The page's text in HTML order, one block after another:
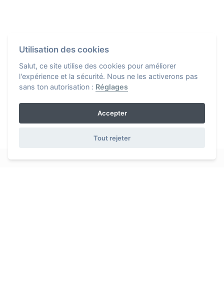
Utilisation des cookies
Salut, ce site utilise des cookies pour améliorer
l'expérience et la sécurité. Nous ne les activerons pas
sans ton autorisation : Réglages
Accepter
Tout rejeter